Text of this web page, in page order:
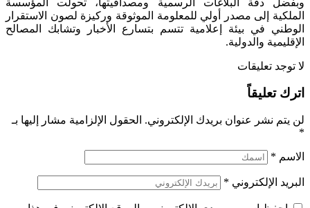
الملكية إلى مصدر أولي للمعلومة الموثوقة وركيزة لصون الاستقرار
الوطني في بيئة إعلامية تتسم بتسارع الأخبار وتشابك المصالح
الإقليمية والدولية.
لا توجد تعليقات
اترك تعليقاً
لن يتم نشر عنوان بريدك الإلكتروني. الحقول الإلزامية مشار إليها بـ
*
الاسم *
البريد الإلكتروني *